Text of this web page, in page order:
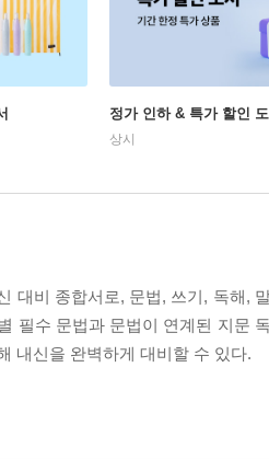
정가 인하 & 특가 할인
상시
대비 종합서로, 문법, 쓰기, 독해,
필수 문법과 문법이 연계된 지문
내신을 완벽하게 대비할 수 있다.